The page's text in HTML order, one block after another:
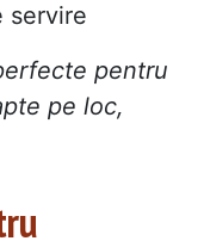
servire
pentru
pe loc,